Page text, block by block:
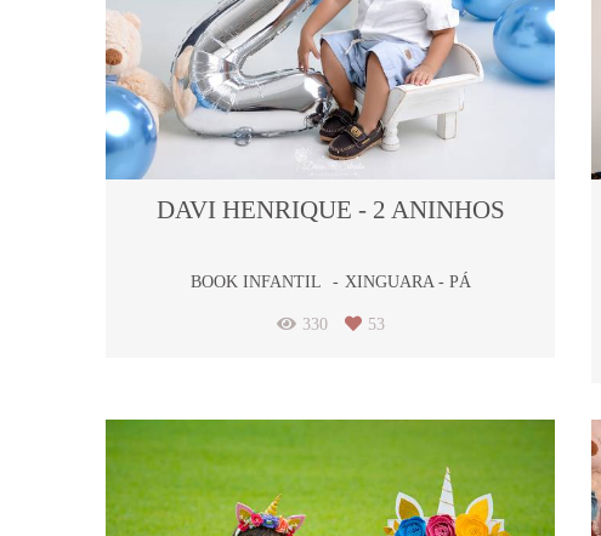
DAVI HENRIQUE - 2 ANINHOS
BOOK INFANTIL XINGUARA - PÁ
330 53